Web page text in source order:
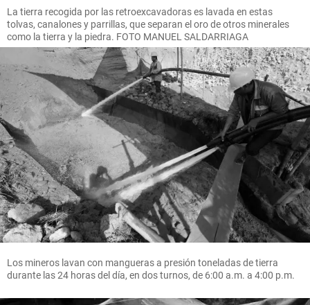
La tierra recogida por las retroexcavadoras es lavada en estas
tolvas, canalones y parrillas, que separan el oro de otros minerales
como la tierra y la piedra. FOTO MANUEL SALDARRIAGA
Los mineros lavan con mangueras a presión toneladas de tierra
durante las 24 horas del día, en dos turnos, de 6:00 a.m. a 4:00 p.m.